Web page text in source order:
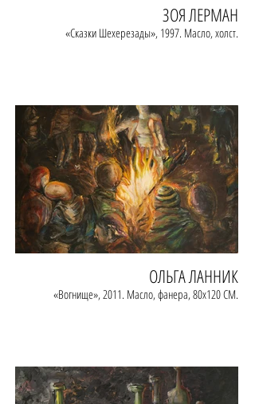
ЗОЯ ЛЕРМАН
«Сказки Шехерезады», 1997. Масло, холст.
ОЛЬГА ЛАННИК
«Вогнище», 2011. Масло, фанера, 80х120 СМ.